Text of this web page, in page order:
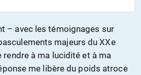
– avec les témoignages sur
majeurs du XXe
à ma lucidité et à ma
me libère du poids atroce